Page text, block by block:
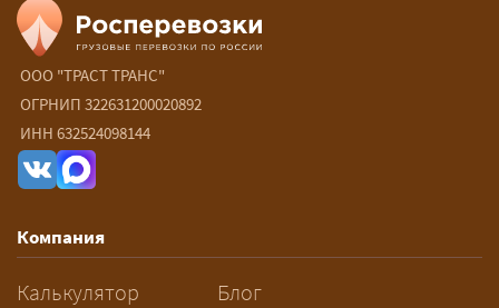
Калининград и Крым берём грузы от
500 кг.
Есть ли сборные и попутные
перевозки?
— Да, для небольших грузов это
км: ваш груз едет в машине,
следующей по маршруту, а вы
ООО "ТРАСТ ТРАНС"
ОГРНИП 322631200020892
ИНН 632524098144
Компания
Калькулятор
Блог